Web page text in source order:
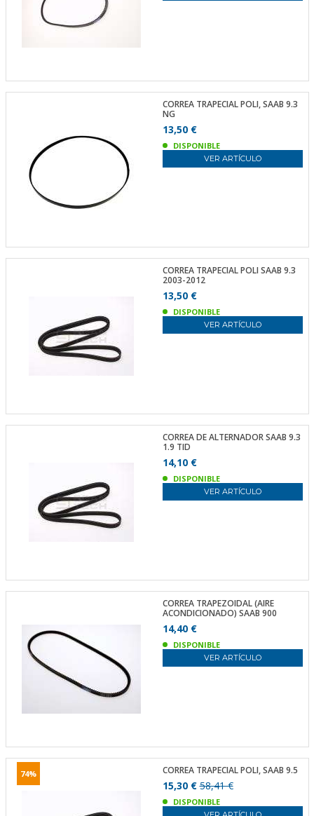
CORREA TRAPECIAL POLI, SAAB 9.3
NG
13,50 €
DISPONIBLE
VER ARTÍCULO
CORREA TRAPECIAL POLI SAAB 9.3
2003-2012
13,50 €
DISPONIBLE
VER ARTÍCULO
CORREA DE ALTERNADOR SAAB 9.3
1.9 TID
14,10 €
DISPONIBLE
VER ARTÍCULO
CORREA TRAPEZOIDAL (AIRE
ACONDICIONADO) SAAB 900
14,40 €
DISPONIBLE
VER ARTÍCULO
74% CORREA TRAPECIAL POLI, SAAB 9.5
15,30 €58,41 €
DISPONIBLE